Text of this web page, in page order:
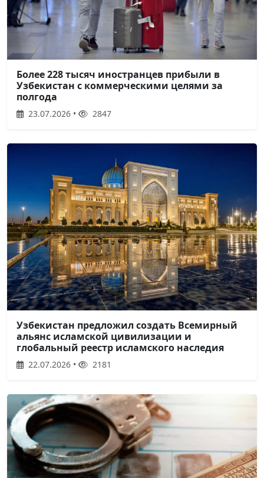
Более 228 тысяч иностранцев прибыли в
Узбекистан с коммерческими целями за
полгода
23.07.2026 • 2847
Узбекистан предложил создать Всемирный
альянс исламской цивилизации и
глобальный реестр исламского наследия
22.07.2026 • 2181